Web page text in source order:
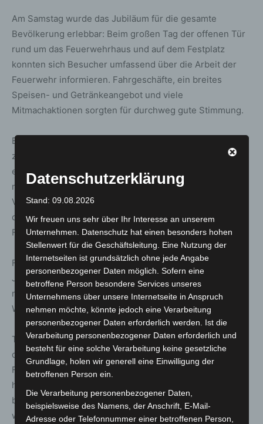
Am Samstag wurde das Jubiläum für die gesamte
Bevölkerung erlebbar: Beim großen Tag der offenen Tür
rund um das Feuerwehrhaus und auf dem Festplatz
konnten sich Besucher umfassend über die Arbeit der
Feuerwehr informieren. Fahrgeschäfte, ein breites
Speisen- und Getränkeangebot und viele
Mitmachaktionen sorgten für durchweg gute Stimmung.
Besondere Programmpunkte waren zwei Vorführungen
zur Brandbekämpfung: eine historische Löschübung mit
einer Handdruckspritze aus dem Jahr 1883 und eine
moderne technische Hilfeleistung nach einem
Verkehrsunfall. Auch spektakuläre Demonstrationen wie
die Explosion eines Fettbrands und der Einsatz von
Feuerlöschern standen mehrmals auf dem Tagesplan.
Für die kleinen Gäste organisierte die Kinder- und
Jugendfeuerwehr eine abwechslungsreiche Spielrallye
mit Stationen wie einem Minigolfparcours oder einer
Wasserspritzwand, bei der Zielgenauigkeit gefragt war.
Technikbegeisterte kamen ebenfalls auf ihre Kosten: Auf
der sogenannten „Blaulichtmeile“ konnten aktuelle
Fahrzeuge der Ortsfeuerwehr Garbsen ebenso wie
historische Feuerwehr-Oldtimer aus nächster Nähe
besichtigt werden. Auch Polizei, Rettungsdienst und
weitere Organisationen präsentierten sich dort mit ihren
Datenschutzerklärung
Stand: 09.08.2026
Wir freuen uns sehr über Ihr Interesse an unserem
Unternehmen. Datenschutz hat einen besonders hohen
Stellenwert für die Geschäftsleitung. Eine Nutzung der
Internetseiten ist grundsätzlich ohne jede Angabe
personenbezogener Daten möglich. Sofern eine
betroffene Person besondere Services unseres
Unternehmens über unsere Internetseite in Anspruch
nehmen möchte, könnte jedoch eine Verarbeitung
personenbezogener Daten erforderlich werden. Ist die
Verarbeitung personenbezogener Daten erforderlich und
besteht für eine solche Verarbeitung keine gesetzliche
Grundlage, holen wir generell eine Einwilligung der
betroffenen Person ein.
Die Verarbeitung personenbezogener Daten,
beispielsweise des Namens, der Anschrift, E-Mail-
Adresse oder Telefonnummer einer betroffenen Person,